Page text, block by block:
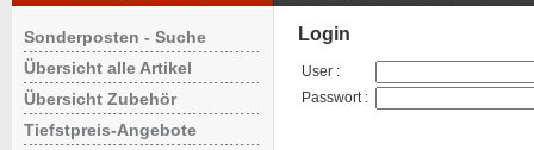
Sonderposten - Suche
Übersicht alle Artikel
Übersicht Zubehör
Tiefstpreis-Angebote
Login
User :
Passwort: